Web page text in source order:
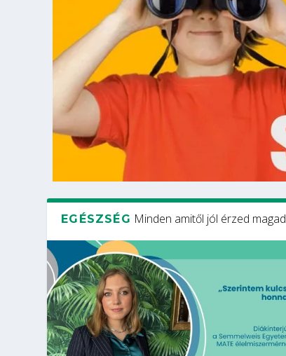
EGÉSZSÉG Minden amitől jól érzed magad